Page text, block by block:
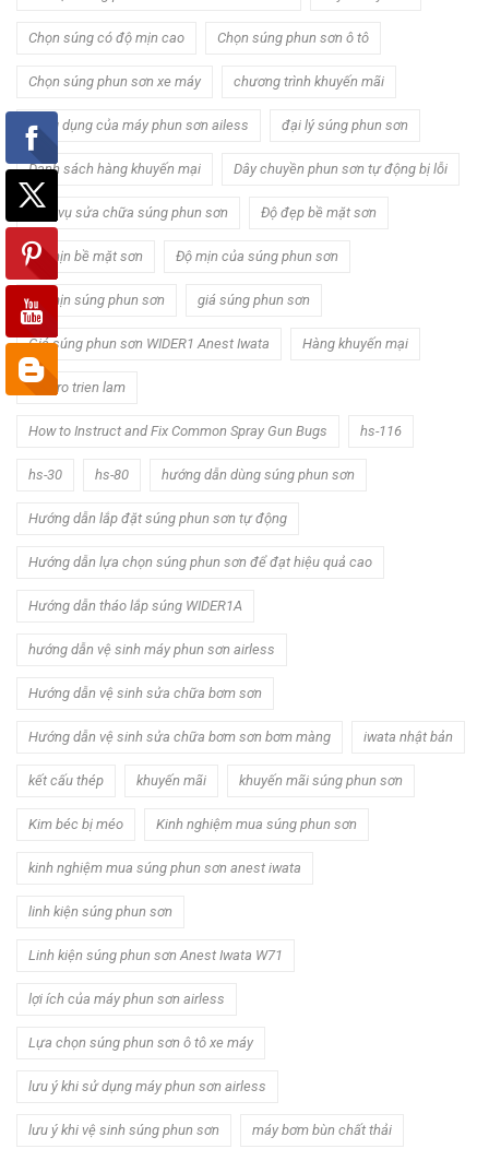
Chọn súng có độ mịn cao Chọn súng phun sơn ô tô
Chọn súng phun sơn xe máy chương trình khuyến mãi
công dụng của máy phun sơn ailess đại lý súng phun sơn
Danh sách hàng khuyến mại Dây chuyền phun sơn tự động bị lỗi
dịch vụ sửa chữa súng phun sơn Độ đẹp bề mặt sơn
Độ mịn bề mặt sơn Độ mịn của súng phun sơn
Độ mịn súng phun sơn giá súng phun sơn
Giá súng phun sơn WIDER1 Anest Iwata Hàng khuyến mại
Hoi tro trien lam
How to Instruct and Fix Common Spray Gun Bugs hs-116
hs-30 hs-80 hướng dẫn dùng súng phun sơn
Hướng dẫn lắp đặt súng phun sơn tự động
Hướng dẫn lựa chọn súng phun sơn để đạt hiệu quả cao
Hướng dẫn tháo lắp súng WIDER1A
hướng dẫn vệ sinh máy phun sơn airless
Hướng dẫn vệ sinh sửa chữa bơm sơn
Hướng dẫn vệ sinh sửa chữa bơm sơn bơm màng iwata nhật bản
kết cấu thép khuyến mãi khuyến mãi súng phun sơn
Kim béc bị méo Kinh nghiệm mua súng phun sơn
kinh nghiệm mua súng phun sơn anest iwata
linh kiện súng phun sơn
Linh kiện súng phun sơn Anest Iwata W71
lợi ích của máy phun sơn airless
Lựa chọn súng phun sơn ô tô xe máy
lưu ý khi sử dụng máy phun sơn airless
lưu ý khi vệ sinh súng phun sơn máy bơm bùn chất thải